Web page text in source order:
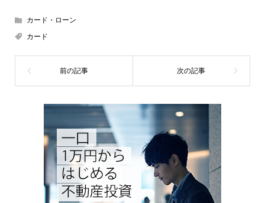
カード・ローン
カード